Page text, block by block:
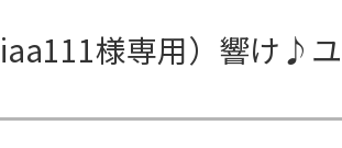
様専用）響け♪